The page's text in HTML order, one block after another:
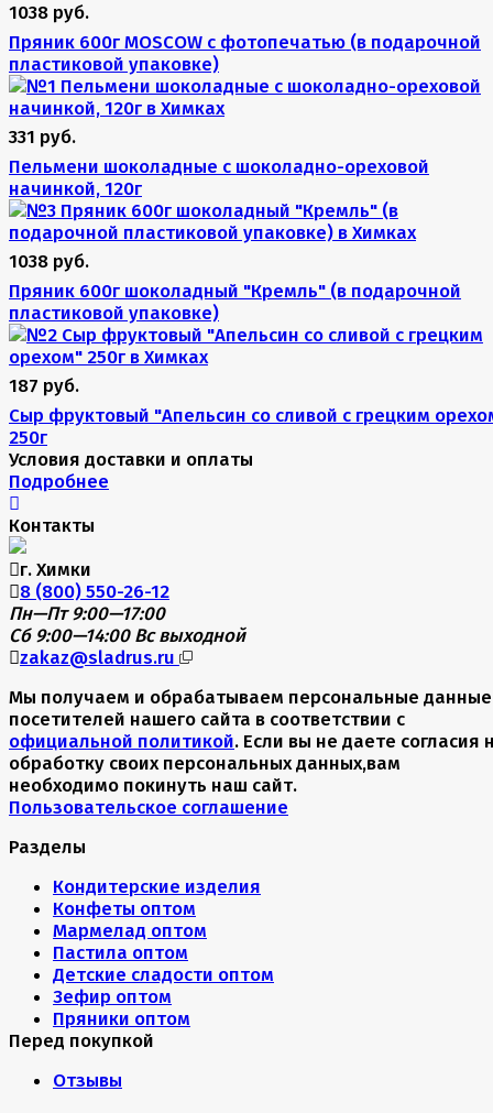
1038 руб.
Пряник 600г MOSCOW с фотопечатью (в подарочной
пластиковой упаковке)
331 руб.
Пельмени шоколадные с шоколадно-ореховой
начинкой, 120г
1038 руб.
Пряник 600г шоколадный "Кремль" (в подарочной
пластиковой упаковке)
187 руб.
Сыр фруктовый "Апельсин со сливой с грецким
250г
Условия доставки и оплаты
Подробнее
Контакты
г. Химки
8 (800) 550-26-12
Пн—Пт 9:00—17:00
Сб 9:00—14:00 Вс выходной
zakaz@sladrus.ru
Мы получаем и обрабатываем персональные данные
посетителей нашего сайта в соответствии с
официальной политикой. Если вы не даете согласия
обработку своих персональных данных,вам
необходимо покинуть наш сайт.
Пользовательское соглашение
Разделы
Кондитерские изделия
Конфеты оптом
Мармелад оптом
Пастила оптом
Детские сладости оптом
Зефир оптом
Пряники оптом
Перед покупкой
Отзывы